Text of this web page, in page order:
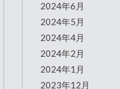
2024年6月
2024年5月
2024年4月
2024年2月
2024年1月
2023年12月